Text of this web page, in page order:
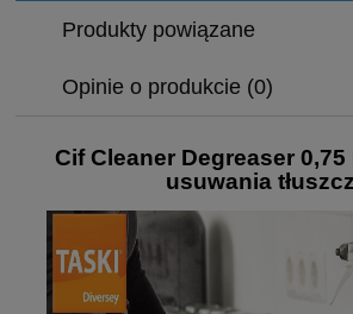
Produkty powiązane
Opinie o produkcie (0)
Cif Cleaner Degreaser 0,75
usuwania